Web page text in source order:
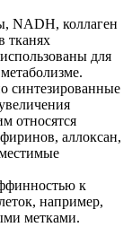
NADH, коллаген
тканях
для
синтезированные
относятся
аллоксан,
к
например,
метками.